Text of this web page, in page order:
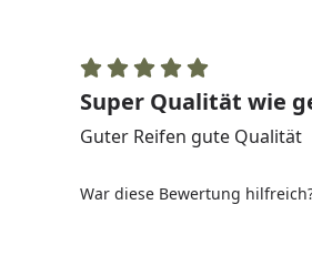
Super Qualität wie
Guter Reifen gute Qualität
War diese Bewertung